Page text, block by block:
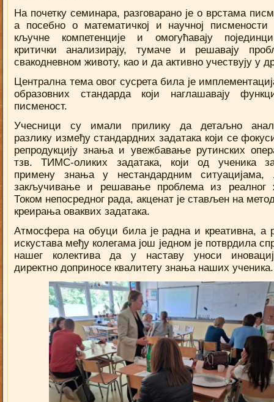
На почетку семинара, разговарано је о врстама
а посебно о математичкој и научној писмености
кључне компетенције и омогућавају
критички анализирају, тумаче и решавају
свакодневном животу, као и да активно учествују у
Централна тема овог сусрета била је
образовних стандарда који наглашавају
писменост.
Учесници су имали прилику да детаљно
разлику између стандардних задатака који се
репродукцију знања и увежбавање рутинских
тзв. ТИМС-оликих задатака, који од ученика
примену знања у нестандардним ситуацијама,
закључивање и решавање проблема из реалног
Током непосредног рада, акценат је стављен на
креирања оваквих задатака.
Атмосфера на обуци била је радна и креативна, а
искустава међу колегама још једном је потврдила
нашег колектива да у наставу уноси
директно доприносе квалитету знања наших ученика.